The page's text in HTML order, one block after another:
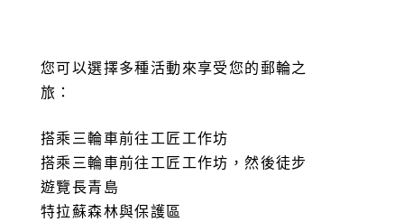
您可以選擇多種活動來享受您的郵輪之
旅：
搭乘三輪車前往工匠工作坊
搭乘三輪車前往工匠工作坊，然後徒步
遊覽長青島
特拉蘇森林與保護區